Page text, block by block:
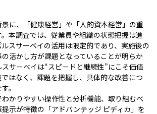
に、「健康経営」や「人的資本経営」の重
本調査では、従業員や組織の状態把握は進
スサーベイの活用は限定的であり、実施後の
活かし方が課題となっていることが明らか
サーベイは“スピードと継続性”にこそ価値
はなく、課題を把握し、具体的な改善につ
。
かりやすい操作性と分析機能、取り組むべ
示が特徴の「アドバンテッジ ピディカ」を